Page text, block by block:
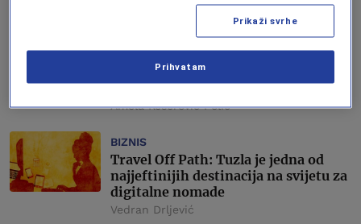
Plaćamo, ali ko dobija?
Gradonačelnici tri bh. grada za
Forbes BiH govore koliko se novca
od indirektnih poreza vraća
lokalnim zajednicama
Amela Keserović Polić
BIZNIS
Travel Off Path: Tuzla je jedna od
najjeftinijih destinacija na svijetu za
digitalne nomade
Vedran Drljević
Prikaži svrhe
Prihvatam